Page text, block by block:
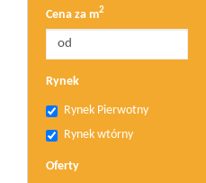
Cena za m2
Rynek
Rynek Pierwotny
Rynek wtórny
Oferty